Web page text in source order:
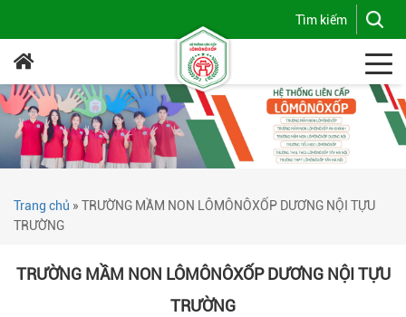
Trang chủ » TRƯỜNG MẦM NON LÔMÔNÔXỐP DƯƠNG NỘI TỰU
TRƯỜNG
TRƯỜNG MẦM NON LÔMÔNÔXỐP DƯƠNG NỘI TỰU
TRƯỜNG